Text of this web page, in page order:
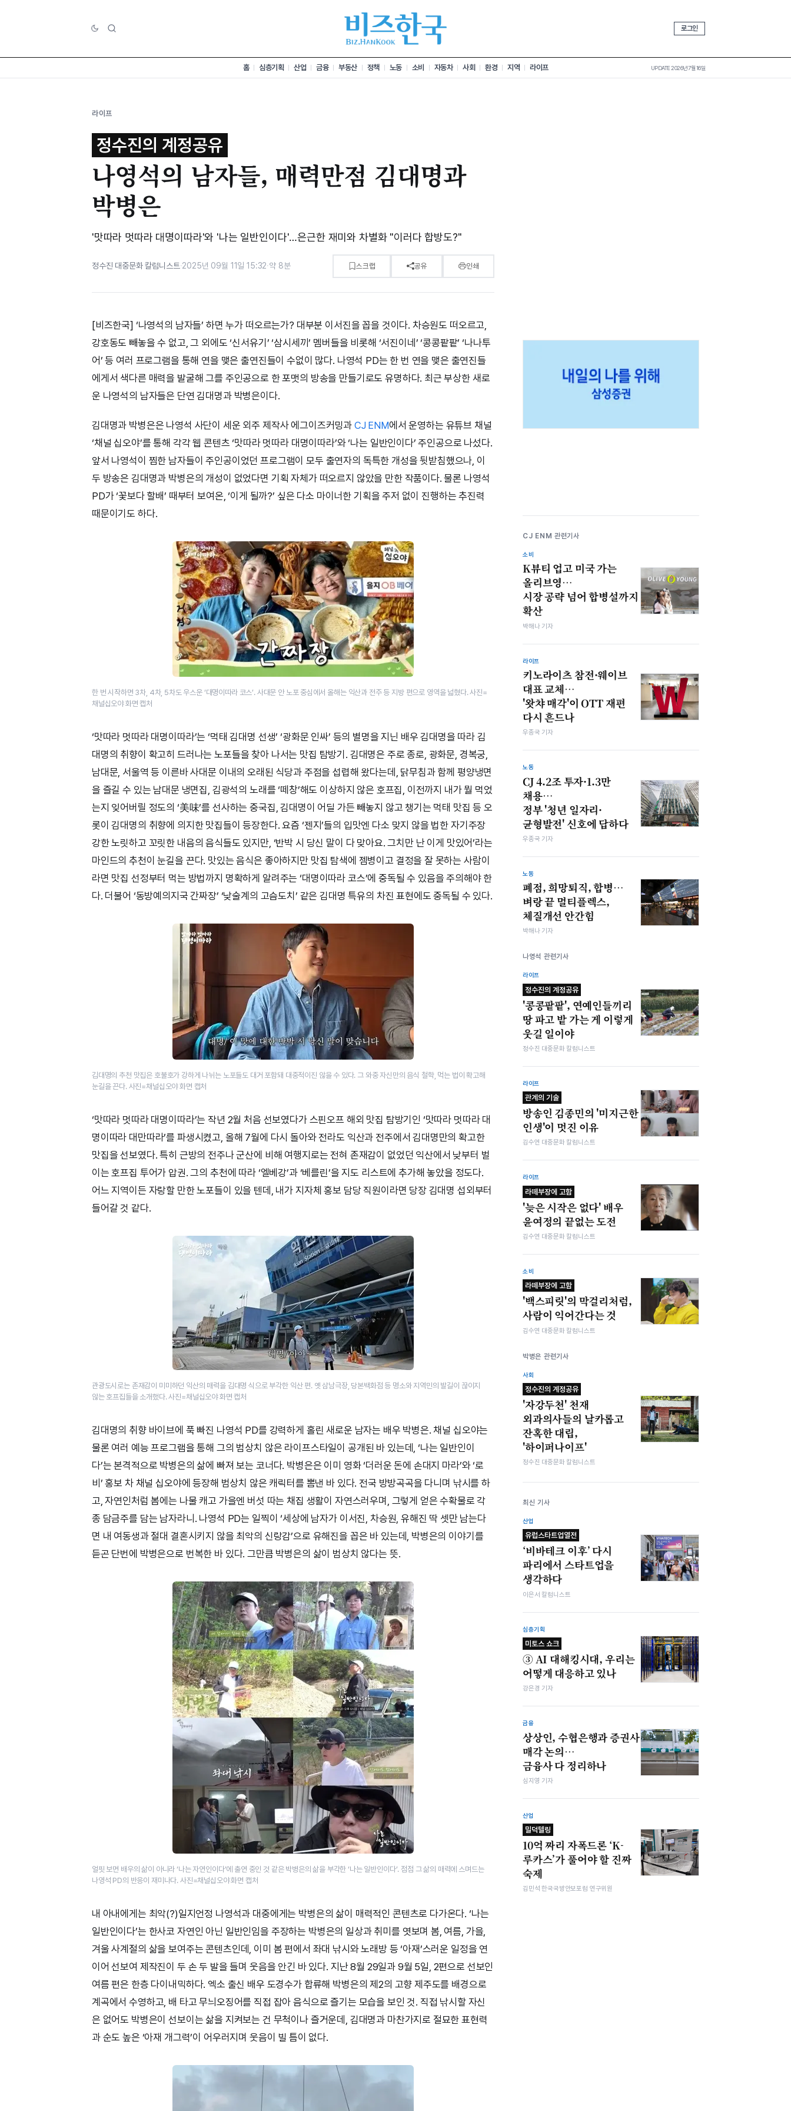
로그인
홈 심층기획 산업 금융 부동산 정책 노동 소비 자동차 사회 환경 지역 라이프 UPDATE 2026년 7월 16일
라이프
정수진의 계정공유
나영석의 남자들, 매력만점 김대명과
박병은
'맛따라 멋따라 대명이따라'와 '나는 일반인이다'…은근한 재미와 차별화 "이러다 합방도?"
정수진 대중문화 칼럼니스트·2025년 09월 11일 15:32·약 8분 스크랩 공유 인쇄
[비즈한국] ‘나영석의 남자들’ 하면 누가 떠오르는가? 대부분 이서진을 꼽을 것이다. 차승원도 떠오르고,
강호동도 빼놓을 수 없고, 그 외에도 ‘신서유기’ ‘삼시세끼’ 멤버들을 비롯해 ‘서진이네’ ‘콩콩팥팥’ ‘나나투
어’ 등 여러 프로그램을 통해 연을 맺은 출연진들이 수없이 많다. 나영석 PD는 한 번 연을 맺은 출연진들
에게서 색다른 매력을 발굴해 그를 주인공으로 한 포맷의 방송을 만들기로도 유명하다. 최근 부상한 새로
운 나영석의 남자들은 단연 김대명과 박병은이다.
김대명과 박병은은 나영석 사단이 세운 외주 제작사 에그이즈커밍과 CJ ENM에서 운영하는 유튜브 채널
‘채널 십오야’를 통해 각각 웹 콘텐츠 ‘맛따라 멋따라 대명이따라’와 ‘나는 일반인이다’ 주인공으로 나섰다.
앞서 나영석이 찜한 남자들이 주인공이었던 프로그램이 모두 출연자의 독특한 개성을 뒷받침했으나, 이
두 방송은 김대명과 박병은의 개성이 없었다면 기획 자체가 떠오르지 않았을 만한 작품이다. 물론 나영석
PD가 ‘꽃보다 할배’ 때부터 보여온, ‘이게 될까?’ 싶은 다소 마이너한 기획을 주저 없이 진행하는 추진력
때문이기도 하다.
한 번 시작하면 3차, 4차, 5차도 우스운 ‘대명이따라 코스’. 사대문 안 노포 중심에서 올해는 익산과 전주 등 지방 편으로 영역을 넓혔다. 사진=
채널십오야 화면 캡처
‘맛따라 멋따라 대명이따라’는 ‘먹태 김대명 선생’ ‘광화문 인싸’ 등의 별명을 지닌 배우 김대명을 따라 김
대명의 취향이 확고히 드러나는 노포들을 찾아 나서는 맛집 탐방기. 김대명은 주로 종로, 광화문, 경복궁,
남대문, 서울역 등 이른바 사대문 이내의 오래된 식당과 주점을 섭렵해 왔다는데, 닭무침과 함께 평양냉면
을 즐길 수 있는 남대문 냉면집, 김광석의 노래를 ‘떼창’해도 이상하지 않은 호프집, 이전까지 내가 뭘 먹었
는지 잊어버릴 정도의 ‘美味’를 선사하는 중국집, 김대명이 어딜 가든 빼놓지 않고 챙기는 먹태 맛집 등 오
롯이 김대명의 취향에 의지한 맛집들이 등장한다. 요즘 ‘젠지’들의 입맛엔 다소 맞지 않을 법한 자기주장
강한 노릿하고 꼬릿한 내음의 음식들도 있지만, ‘반박 시 당신 말이 다 맞아요. 그치만 난 이게 맛있어’라는
마인드의 추천이 눈길을 끈다. 맛있는 음식은 좋아하지만 맛집 탐색에 젬병이고 결정을 잘 못하는 사람이
라면 맛집 선정부터 먹는 방법까지 명확하게 알려주는 ‘대명이따라 코스’에 중독될 수 있음을 주의해야 한
다. 더불어 ‘동방예의지국 간짜장’ ‘낮술계의 고슴도치’ 같은 김대명 특유의 차진 표현에도 중독될 수 있다.
김대명의 추천 맛집은 호불호가 강하게 나뉘는 노포들도 대거 포함돼 대중적이진 않을 수 있다. 그 와중 자신만의 음식 철학, 먹는 법이 확고해
눈길을 끈다. 사진=채널십오야 화면 캡처
‘맛따라 멋따라 대명이따라’는 작년 2월 처음 선보였다가 스핀오프 해외 맛집 탐방기인 ‘맛따라 멋따라 대
명이따라 대만따라’를 파생시켰고, 올해 7월에 다시 돌아와 전라도 익산과 전주에서 김대명만의 확고한
맛집을 선보였다. 특히 근방의 전주나 군산에 비해 여행지로는 전혀 존재감이 없었던 익산에서 낮부터 벌
이는 호프집 투어가 압권. 그의 추천에 따라 ‘엘베강’과 ‘베를린’을 지도 리스트에 추가해 놓았을 정도다.
어느 지역이든 자랑할 만한 노포들이 있을 텐데, 내가 지자체 홍보 담당 직원이라면 당장 김대명 섭외부터
들어갈 것 같다.
관광도시로는 존재감이 미미하던 익산의 매력을 김대명 식으로 부각한 익산 편. 옛 삼남극장, 당본백화점 등 명소와 지역민의 발길이 끊이지
않는 호프집들을 소개했다. 사진=채널십오야 화면 캡처
김대명의 취향 바이브에 푹 빠진 나영석 PD를 강력하게 홀린 새로운 남자는 배우 박병은. 채널 십오야는
물론 여러 예능 프로그램을 통해 그의 범상치 않은 라이프스타일이 공개된 바 있는데, ‘나는 일반인이
다’는 본격적으로 박병은의 삶에 빠져 보는 코너다. 박병은은 이미 영화 ‘더러운 돈에 손대지 마라’와 ‘로
비’ 홍보 차 채널 십오야에 등장해 범상치 않은 캐릭터를 뽐낸 바 있다. 전국 방방곡곡을 다니며 낚시를 하
고, 자연인처럼 봄에는 나물 캐고 가을엔 버섯 따는 채집 생활이 자연스러우며, 그렇게 얻은 수확물로 각
종 담금주를 담는 남자라니. 나영석 PD는 일찍이 ‘세상에 남자가 이서진, 차승원, 유해진 딱 셋만 남는다
면 내 여동생과 절대 결혼시키지 않을 최악의 신랑감’으로 유해진을 꼽은 바 있는데, 박병은의 이야기를
듣곤 단번에 박병은으로 번복한 바 있다. 그만큼 박병은의 삶이 범상치 않다는 뜻.
얼핏 보면 배우의 삶이 아니라 ‘나는 자연인이다’에 출연 중인 것 같은 박병은의 삶을 부각한 ‘나는 일반인이다’. 점점 그 삶의 매력에 스며드는
나영석 PD의 반응이 재미나다. 사진=채널십오야 화면 캡처
내 아내에게는 최악(?)일지언정 나영석과 대중에게는 박병은의 삶이 매력적인 콘텐츠로 다가온다. ‘나는
일반인이다’는 한사코 자연인 아닌 일반인임을 주장하는 박병은의 일상과 취미를 엿보며 봄, 여름, 가을,
겨울 사계절의 삶을 보여주는 콘텐츠인데, 이미 봄 편에서 좌대 낚시와 노래방 등 ‘아재’스러운 일정을 연
이어 선보여 제작진이 두 손 두 발을 들며 웃음을 안긴 바 있다. 지난 8월 29일과 9월 5일, 2편으로 선보인
여름 편은 한층 다이내믹하다. 엑소 출신 배우 도경수가 합류해 박병은의 제2의 고향 제주도를 배경으로
계곡에서 수영하고, 배 타고 무늬오징어를 직접 잡아 음식으로 즐기는 모습을 보인 것. 직접 낚시할 자신
은 없어도 박병은이 선보이는 삶을 지켜보는 건 무척이나 즐거운데, 김대명과 마찬가지로 절묘한 표현력
과 순도 높은 ‘아재 개그력’이 어우러지며 웃음이 빌 틈이 없다.
CJ ENM 관련기사
소비
K뷰티 업고 미국 가는
올리브영…
시장 공략 넘어 합병설까지
확산
박해나 기자
라이프
키노라이츠 참전·웨이브
대표 교체…
'왓챠 매각'이 OTT 재편
다시 흔드나
우종국 기자
노동
CJ 4.2조 투자·1.3만
채용…
정부 '청년 일자리·
균형발전' 신호에 답하다
우종국 기자
노동
폐점, 희망퇴직, 합병…
벼랑 끝 멀티플렉스,
체질개선 안간힘
박해나 기자
나영석 관련기사
라이프
정수진의 계정공유
'콩콩팥팥', 연예인들끼리
땅 파고 밭 가는 게 이렇게
웃길 일이야
정수진 대중문화 칼럼니스트
라이프
관계의 기술
방송인 김종민의 '미지근한
인생'이 멋진 이유
김수연 대중문화 칼럼니스트
라이프
라떼부장에 고함
'늦은 시작은 없다' 배우
윤여정의 끝없는 도전
김수연 대중문화 칼럼니스트
소비
라떼부장에 고함
'백스피릿'의 막걸리처럼,
사람이 익어간다는 것
김수연 대중문화 칼럼니스트
박병은 관련기사
사회
정수진의 계정공유
'자강두천' 천재
외과의사들의 날카롭고
잔혹한 대립,
'하이퍼나이프'
정수진 대중문화 칼럼니스트
최신 기사
산업
유럽스타트업열전
‘비바테크 이후’ 다시
파리에서 스타트업을
생각하다
이은서 칼럼니스트
심층기획
미토스 쇼크
③ AI 대해킹시대, 우리는
어떻게 대응하고 있나
강은경 기자
금융
상상인, 수협은행과 증권사
매각 논의…
금융사 다 정리하나
심지영 기자
산업
밀덕텔링
10억 짜리 자폭드론 ‘K-
루카스’가 풀어야 할 진짜
숙제
김민석 한국국방안보포럼 연구위원